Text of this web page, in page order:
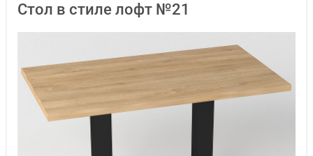
Стол в стиле лофт №21